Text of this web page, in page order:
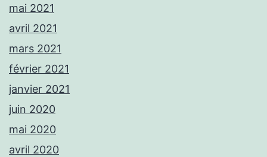
mai 2021
avril 2021
mars 2021
février 2021
janvier 2021
juin 2020
mai 2020
avril 2020